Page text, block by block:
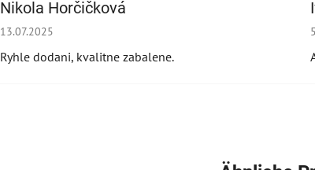
Nikola Horčičková
Die Shop-Bewertung beträgt 5 von 5 Sternen.
13.07.2025
Ryhle dodani, kvalitne zabalene.